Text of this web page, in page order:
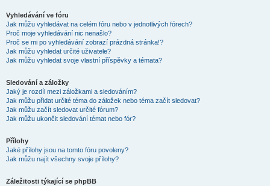
Vyhledávání ve fóru
Jak můžu vyhledávat na celém fóru nebo v jednotlivých fórech?
Proč moje vyhledávání nic nenašlo?
Proč se mi po vyhledávání zobrazí prázdná stránka!?
Jak můžu vyhledat určité uživatele?
Jak můžu vyhledat svoje vlastní příspěvky a témata?
Sledování a záložky
Jaký je rozdíl mezi záložkami a sledováním?
Jak můžu přidat určité téma do záložek nebo téma začít sledovat?
Jak můžu začít sledovat určité fórum?
Jak můžu ukončit sledování témat nebo fór?
Přílohy
Jaké přílohy jsou na tomto fóru povoleny?
Jak můžu najít všechny svoje přílohy?
Záležitosti týkající se phpBB